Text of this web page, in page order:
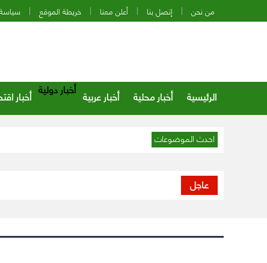
من نحن إتصل بنا أعلن معنا خريطة الموقع
الرئيسية أخبار محلية أخبار عربية أخبار دولية أخبار
احدث الموضوعات
عاجل